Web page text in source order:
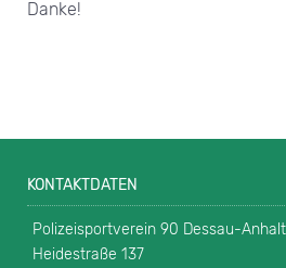
Danke!
KONTAKTDATEN
Polizeisportverein 90 Dessau-Anhalt
Heidestraße 137